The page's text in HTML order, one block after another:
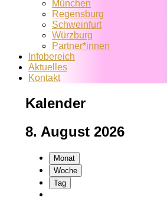
München
Regensburg
Schweinfurt
Würzburg
Partner*innen
Infobereich
Aktuelles
Kontakt
Kalender
8. August 2026
Monat
Woche
Tag